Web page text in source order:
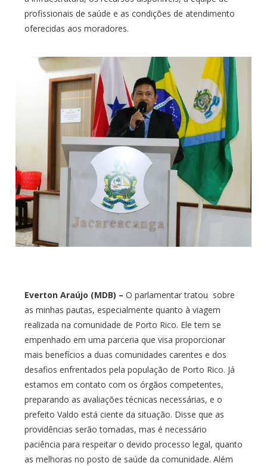
profissionais de saúde e as condições de atendimento
oferecidas aos moradores.
Everton Araújo (MDB) – O parlamentar tratou sobre
as minhas pautas, especialmente quanto à viagem
realizada na comunidade de Porto Rico. Ele tem se
empenhado em uma parceria que visa proporcionar
mais benefícios a duas comunidades carentes e dos
desafios enfrentados pela população de Porto Rico. Já
estamos em contato com os órgãos competentes,
preparando as avaliações técnicas necessárias, e o
prefeito Valdo está ciente da situação. Disse que as
providências serão tomadas, mas é necessário
paciência para respeitar o devido processo legal, quanto
as melhoras no posto de saúde da comunidade. Além